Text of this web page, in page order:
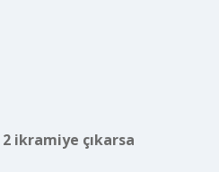
ikramiye çıkarsa